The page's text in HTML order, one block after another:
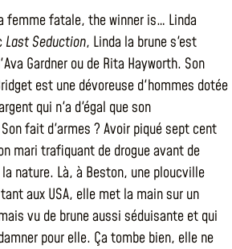
femme fatale, the winner is… Linda
Last Seduction, Linda la brune s'est
Gardner ou de Rita Hayworth. Son
est une dévoreuse d'hommes dotée
qui n'a d'égal que son
fait d'armes ? Avoir piqué sept cent
mari trafiquant de drogue avant de
nature. Là, à Beston, une ploucville
aux USA, elle met la main sur un
vu de brune aussi séduisante et qui
pour elle. Ça tombe bien, elle ne